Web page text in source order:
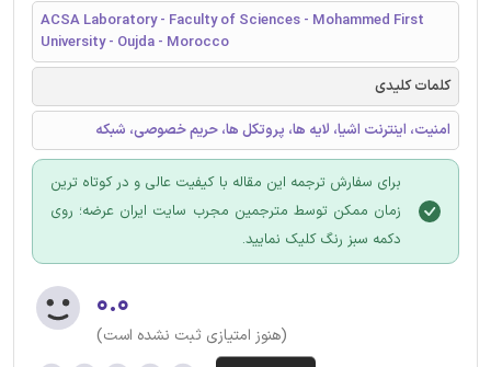
ACSA Laboratory - Faculty of Sciences - Mohammed First
University - Oujda - Morocco
کلمات کلیدی
امنیت، اینترنت اشیا، لایه ها، پروتکل ها، حریم خصوصی، شبکه
برای سفارش ترجمه این مقاله با کیفیت عالی و در کوتاه ترین
زمان ممکن توسط مترجمین مجرب سایت ایران عرضه؛ روی
دکمه سبز رنگ کلیک نمایید.
۰.۰
(هنوز امتیازی ثبت نشده است)